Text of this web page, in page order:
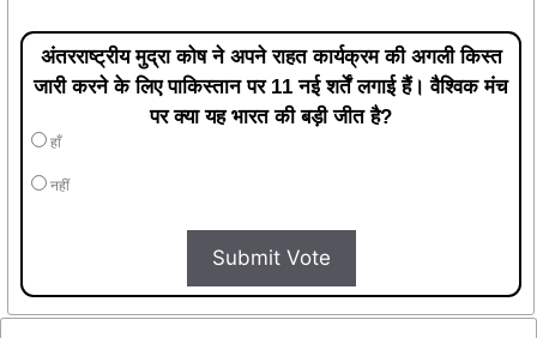
अंतरराष्ट्रीय मुद्रा कोष ने अपने राहत कार्यक्रम की अगली किस्त
जारी करने के लिए पाकिस्तान पर 11 नई शर्तें लगाई हैं। वैश्विक मंच
पर क्या यह भारत की बड़ी जीत है?
हाँ
नहीं
Submit Vote